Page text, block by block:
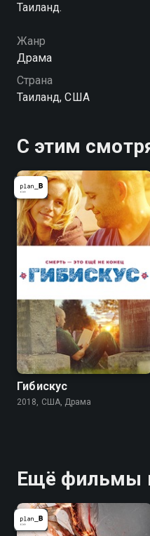
Таиланд.
Жанр
Драма
Страна
Таиланд, США
С этим
Гибискус
2018, США, Драма
Ещё фильмы